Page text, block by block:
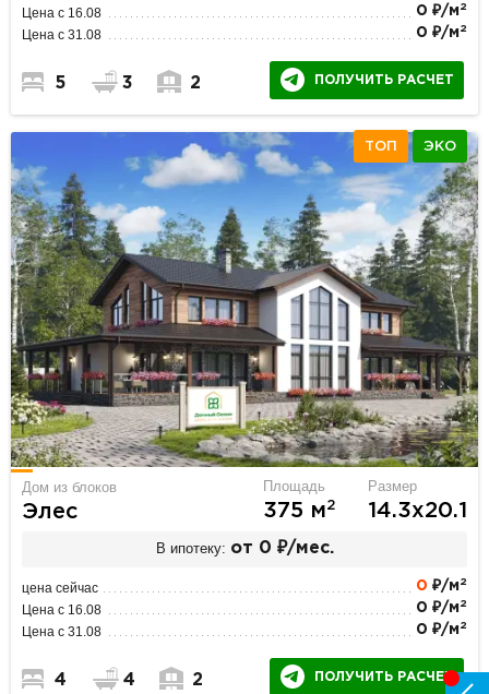
Цена с 16.08 0 ₽/м 2
Цена с 31.08 0 ₽/м 2
5 3 2 ПОЛУЧИТЬ РАСЧЕТ
ТОП ЭКО
Дом из блоков
Элес
Площадь
375 м2
Размер
14.3х20.1
В ипотеку: от 0 ₽/мес.
цена сейчас 0 ₽/м 2
Цена с 16.08 0 ₽/м 2
Цена с 31.08 0 ₽/м 2
4 4 2 ПОЛУЧИТЬ РАСЧЕТ